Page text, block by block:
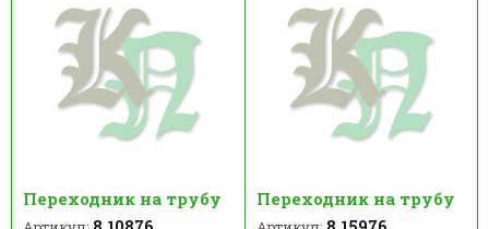
Переходник на трубу Переходник на трубу